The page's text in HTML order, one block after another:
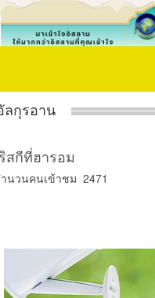
ลกุรอาน
สกีที่ฮารอม
นวนคนเข้าชม 2471